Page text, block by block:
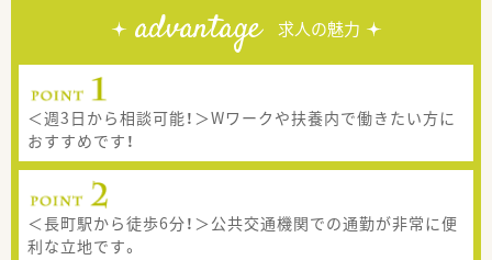
advantage 求人の魅力
＜週3日から相談可能！＞Wワークや扶養内で働きたい方に
おすすめです！
＜長町駅から徒歩6分！＞公共交通機関での通勤が非常に便
利な立地です。